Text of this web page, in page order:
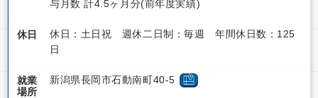
与月数 計4.5ヶ月分(前年度実績)
休日
休日：土日祝 週休二日制：毎週 年間休日数：125
日
就業
場所
新潟県長岡市石動南町40-5